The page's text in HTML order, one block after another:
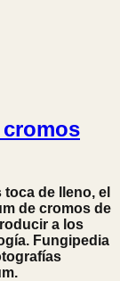
de lleno, el
de cromos de
a los
Fungipedia